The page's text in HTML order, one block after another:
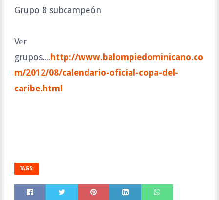
Grupo 8 subcampeón
Ver
grupos....http://www.balompiedominicano.co
m/2012/08/calendario-oficial-copa-del-
caribe.html
TAGS: